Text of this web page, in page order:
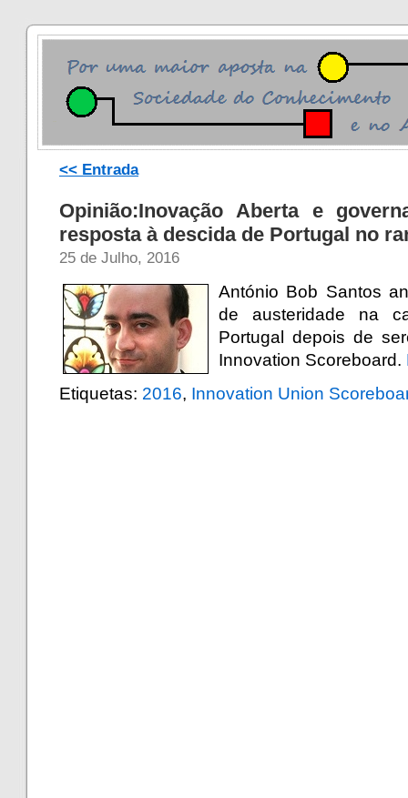
<< Entrada
Opinião:Inovação Aberta e
resposta à descida de Portugal no
25 de Julho, 2016
António Bob Santos
de austeridade na
Portugal depois de
Innovation Scoreboard.
Etiquetas: 2016, Innovation Union